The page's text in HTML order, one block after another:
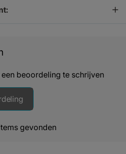
beoordeling te schrijven
gevonden